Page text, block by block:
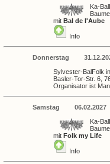
Ka-
mit Bal de l'Aube
Info
Donnerstag
Sylvester-BalFolk
Basler-Tor-Str. 6,
Organisator ist
Samstag 06.02.2027
Ka-
mit Folk my Life
Info